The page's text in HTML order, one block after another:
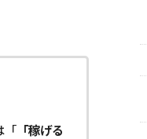
「 「稼げる